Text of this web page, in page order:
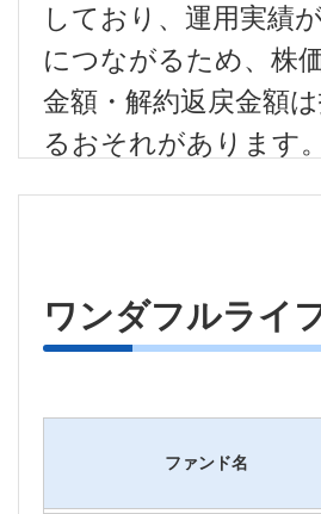
しており、運用実績
につながるため、株
金額・解約返戻金額
るおそれがあります。
変額個人年金保険
以降に年金の一括
保険関係費用 ：ご
障等をするための
ワンダフルライ
ファンド名